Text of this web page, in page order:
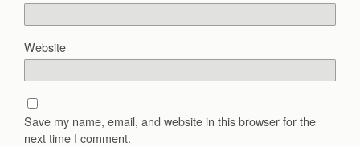
Website
Save my name, email, and website in this browser for the
next time I comment.